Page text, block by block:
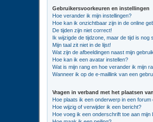
Gebruikersvoorkeuren en instellingen
Hoe verander ik mijn instellingen?
Hoe kan ik onzichtbaar zijn in de online
De tijden zijn niet correct!
Ik wijzigde de tijdzone, maar de tijd is nog
Mijn taal zit niet in de lijst!
Wat zijn de afbeeldingen naast mijn
Hoe kan ik een avatar instellen?
Wat is mijn rang en hoe verander ik mijn
Wanneer ik op de e-maillink van een
Vragen in verband met het plaatsen
Hoe plaats ik een onderwerp in een
Hoe wijzig of verwijder ik een bericht?
Hoe voeg ik een onderschrift toe aan mijn